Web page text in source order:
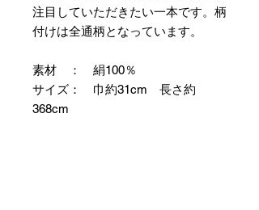
注目していただきたい一本です。柄
付けは全通柄となっています。
素材 ： 絹100％
サイズ： 巾約31cm 長さ約
368cm